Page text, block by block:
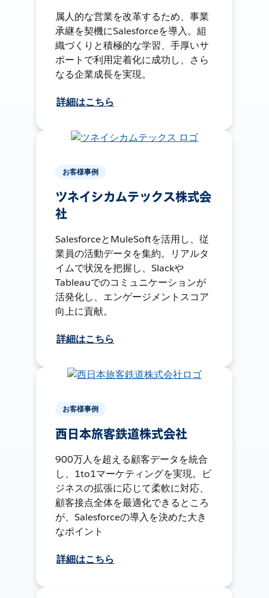
属人的な営業を改革するため、事業
承継を契機にSalesforceを導入。組
織づくりと積極的な学習、手厚いサ
ポートで利用定着化に成功し、さら
なる企業成長を実現。
詳細はこちら
お客様事例
ツネイシカムテックス株式会
社
SalesforceとMuleSoftを活用し、従
業員の活動データを集約。リアルタ
イムで状況を把握し、Slackや
Tableauでのコミュニケーションが
活発化し、エンゲージメントスコア
向上に貢献。
詳細はこちら
お客様事例
西日本旅客鉄道株式会社
900万人を超える顧客データを統合
し、1to1マーケティングを実現。ビ
ジネスの拡張に応じて柔軟に対応、
顧客接点全体を最適化できるところ
が、Salesforceの導入を決めた大き
なポイント
詳細はこちら